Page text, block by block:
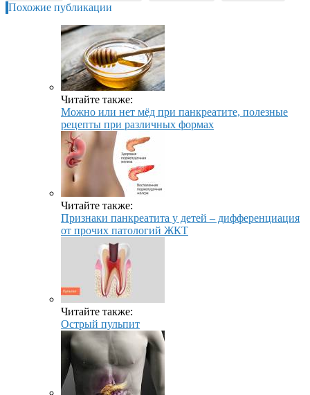
Похожие публикации
Читайте также:
Можно или нет мёд при панкреатите, полезные
рецепты при различных формах
Читайте также:
Признаки панкреатита у детей – дифференциация
от прочих патологий ЖКТ
Читайте также:
Острый пульпит